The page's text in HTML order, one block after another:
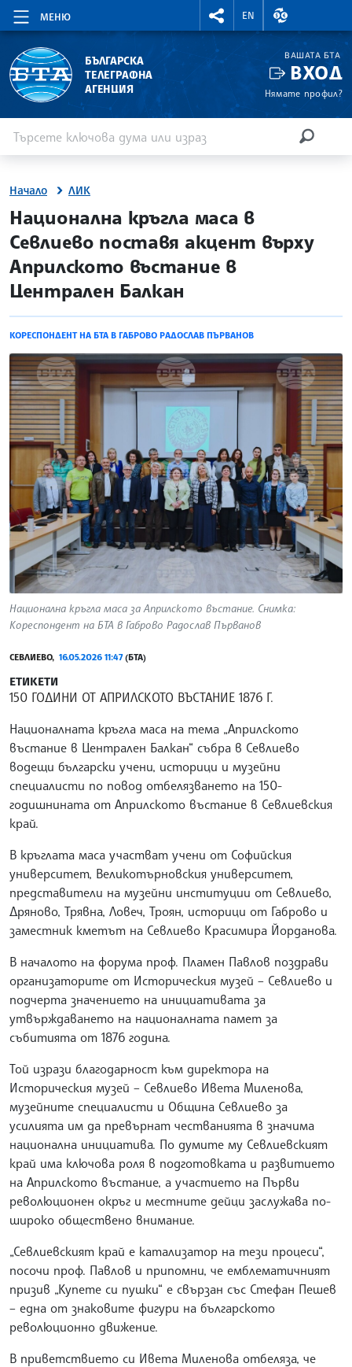
МЕНЮ
RIGHTMENU.SOCIAL
EN
ВАЛУТНИ
БЪЛГАРСКА
ТЕЛЕГРАФНА
АГЕНЦИЯ
ВАШАТА БТА
ВХОД
Нямате профил?
Начало ЛИК
site.bta
Национална кръгла маса в
Севлиево поставя акцент върху
Априлското въстание в
Централен Балкан
КОРЕСПОНДЕНТ НА БТА В ГАБРОВО РАДОСЛАВ ПЪРВАНОВ
Национална кръгла маса за Априлското въстание. Снимка:
Кореспондент на БТА в Габрово Радослав Първанов
СЕВЛИЕВО, 16.05.2026 11:47(БТА)
ЕТИКЕТИ
150 ГОДИНИ ОТ АПРИЛСКОТО ВЪСТАНИЕ 1876 Г.
Националната кръгла маса на тема „Априлското
въстание в Централен Балкан“ събра в Севлиево
водещи български учени, историци и музейни
специалисти по повод отбелязването на 150-
годишнината от Априлското въстание в Севлиевския
край.
В кръглата маса участват учени от Софийския
университет, Великотърновския университет,
представители на музейни институции от Севлиево,
Дряново, Трявна, Ловеч, Троян, историци от Габрово и
заместник кметът на Севлиево Красимира Йорданова.
В началото на форума проф. Пламен Павлов поздрави
организаторите от Историческия музей – Севлиево и
подчерта значението на инициативата за
утвърждаването на националната памет за
събитията от 1876 година.
Той изрази благодарност към директора на
Историческия музей – Севлиево Ивета Миленова,
музейните специалисти и Община Севлиево за
усилията им да превърнат честванията в значима
национална инициатива. По думите му Севлиевският
край има ключова роля в подготовката и развитието
на Априлското въстание, а участието на Първи
революционен окръг и местните дейци заслужава по-
широко обществено внимание.
„Севлиевският край е катализатор на тези процеси“,
посочи проф. Павлов и припомни, че емблематичният
призив „Купете си пушки“ е свързан със Стефан Пешев
– една от знаковите фигури на българското
революционно движение.
В приветствието си Ивета Миленова отбеляза, че